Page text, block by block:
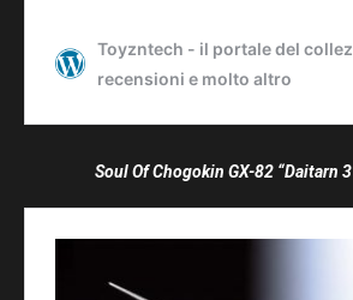
Soul Of Chogokin GX-82 “Daitarn